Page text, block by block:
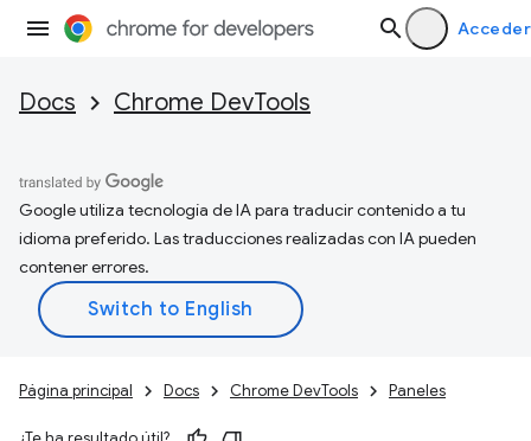
Acceder
Docs Chrome DevTools
Google utiliza tecnología de IA para traducir contenido a tu
idioma preferido. Las traducciones realizadas con IA pueden
contener errores.
Página principal Docs Chrome DevTools Paneles